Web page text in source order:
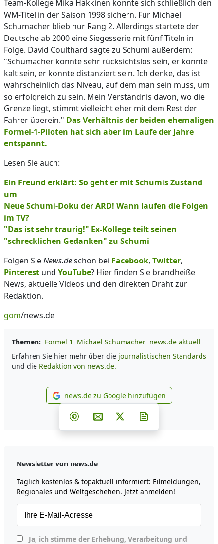
Team-Kollege Mika Häkkinen konnte sich schließlich den
WM-Titel in der Saison 1998 sichern. Für Michael
Schumacher blieb nur Rang 2. Allerdings startete der
Deutsche ab 2000 eine Siegesserie mit fünf Titeln in
Folge. David Coulthard sagte zu Schumi außerdem:
"Schumacher konnte sehr rücksichtslos sein, er konnte
kalt sein, er konnte distanziert sein. Ich denke, das ist
wahrscheinlich das Niveau, auf dem man sein muss, um
so erfolgreich zu sein. Mein Verständnis davon, wo die
Grenze liegt, stimmt vielleicht eher mit dem Rest der
Fahrer überein." Das Verhältnis der beiden ehemaligen
Formel-1-Piloten hat sich aber im Laufe der Jahre
entspannt.
Lesen Sie auch:
Ein Freund erklärt: So geht er mit Schumis Zustand
um
Neue Schumi-Doku der ARD! Wann laufen die Folgen
im TV?
"Das ist sehr traurig!" Ex-Kollege teilt seinen
"schrecklichen Gedanken" zu Schumi
Folgen SieNews.deschon bei Facebook, Twitter,
Pinterest und YouTube? Hier finden Sie brandheiße
News, aktuelle Videos und den direkten Draht zur
Redaktion.
gom/news.de
Themen: Formel 1 Michael Schumacher news.de aktuell
Erfahren Sie hier mehr über die journalistischen Standards
und die Redaktion von news.de.
news.de zu Google
news.de zu Google hinzufügen
Teilen auf Facebook
Teilen auf Whatsapp
Teilen auf Telegram
Teilen auf Pinterest
Per E-Mail teilen
Post auf X
Newsletter von news.de
Täglich kostenlos & topaktuell informiert: Eilmeldungen,
Regionales und Weltgeschehen. Jetzt anmelden!